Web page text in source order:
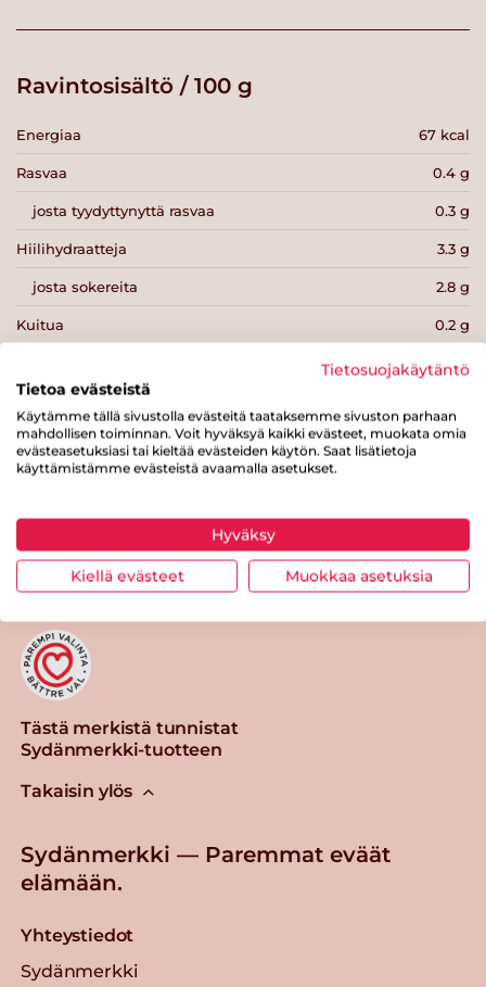
Ravintosisältö / 100 g
Energiaa 67 kcal
Rasvaa 0.4 g
josta tyydyttynyttä rasvaa 0.3 g
Hiilihydraatteja 3.3 g
josta sokereita 2.8 g
Kuitua 0.2 g
12.4 g
Suolaa
Tulosta sivu Jaa tuote
Tästä merkistä tunnistat
Sydänmerkki-tuotteen
Takaisin ylös
Sydänmerkki — Paremmat eväät
elämään.
Yhteystiedot
Sydänmerkki
Tietosuojakäytäntö
Tietoa evästeistä
Käytämme tällä sivustolla evästeitä taataksemme sivuston parhaan
mahdollisen toiminnan. Voit hyväksyä kaikki evästeet, muokata omia
evästeasetuksiasi tai kieltää evästeiden käytön. Saat lisätietoja
käyttämistämme evästeistä avaamalla asetukset.
Hyväksy
Kiellä evästeet Muokkaa asetuksia